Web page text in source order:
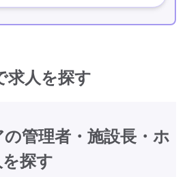
求人を探す
管理者・施設長・ホ
探す